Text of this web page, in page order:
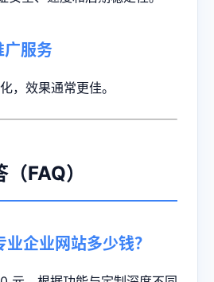
广服务
，效果通常更佳。
FAQ）
企业网站多少钱？